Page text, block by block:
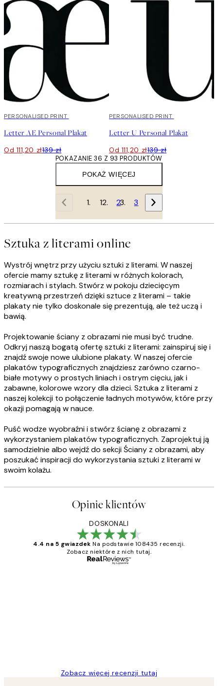
20%*
PERSONALISED PRINT
Letter AE Personal Plakat
Od 111,20 zł139 zł
20%*
PERSONALISED PRINT
Letter U Personal Plakat
Od 111,20 zł139 zł
POKAŻ WIĘCEJ
POKAZANIE 36 Z 93 PRODUKTÓW
1 2 3
Sztuka z literami online
Wystrój wnętrz przy użyciu sztuki z literami. W naszej
ofercie mamy sztukę z literami w różnych kolorach,
rozmiarach i stylach. Stwórz w pokoju dziecięcym
kreatywną przestrzeń dzięki sztuce z literami – takie
plakaty nie tylko doskonale się prezentują, ale też uczą i
bawią.
Projektowanie ściany z obrazami nie musi być trudne.
Odkryj naszą bogatą ofertę sztuki z literami: zainspiruj się i
znajdź swoje nowe ulubione plakaty. W naszej ofercie
plakatów typograficznych znajdziesz zarówno czarno-
białe motywy o prostych liniach i ostrym cięciu, jak i
zabawne, kolorowe wzory dla dzieci. Sztuka z literami z
naszej kolekcji to połączenie ładnych motywów, które przy
okazji pomagają w nauce.
Puść wodze wyobraźni i stwórz ścianę z obrazami z
wykorzystaniem plakatów typograficznych. Zaprojektuj ją
samodzielnie albo wejdź do sekcji Ściany z obrazami, aby
poszukać inspiracji do wykorzystania sztuki z literami w
swoim kolażu.
Opinie klientów
DOSKONALI
4.4 na 5 gwiazdek Na podstawie 108435 recenzji.
Zobacz niektóre z nich tutaj.
Zobacz więcej recenzji tutaj